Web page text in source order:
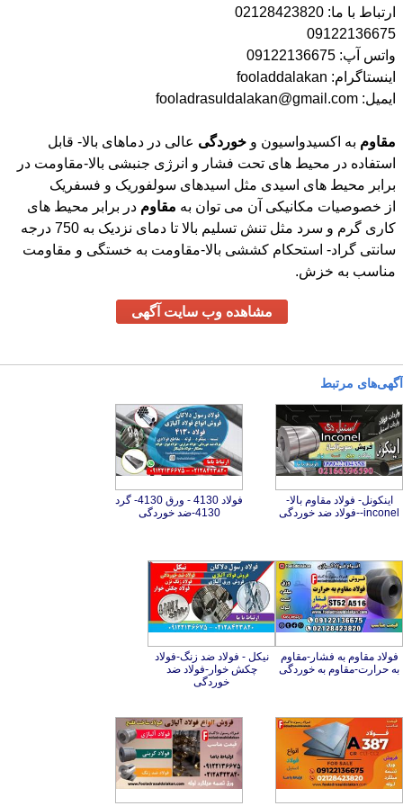
ارتباط با ما: 02128423820
09122136675
واتس آپ: 09122136675
اینستاگرام: fooladdalakan
ایمیل: fooladrasuldalakan@gmail.com
مقاوم به اکسیدواسیون و خوردگی عالی در دماهای بالا- قابل
استفاده در محیط های تحت فشار و انرژی جنبشی بالا-مقاومت در
برابر محیط های اسیدی مثل اسیدهای سولفوریک و فسفریک
از خصوصیات مکانیکی آن می توان به مقاوم در برابر محیط های
کاری گرم و سرد مثل تنش تسلیم بالا تا دمای نزدیک به 750 درجه
سانتی گراد- استحکام کششی بالا-مقاومت به خستگی و مقاومت
مناسب به خزش.
مشاهده وب سایت آگهی
آگهی‌های مرتبط
اینکونل- فولاد مقاوم بالا-
inconel--فولاد ضد خوردگی
فولاد 4130 - ورق 4130- گرد
4130-ضد خوردگی
فولاد مقاوم به فشار-مقاوم
به حرارت-مقاوم به خوردگی
نیکل - فولاد ضد زنگ-فولاد
چکش خوار-فولاد ضد
خوردگی